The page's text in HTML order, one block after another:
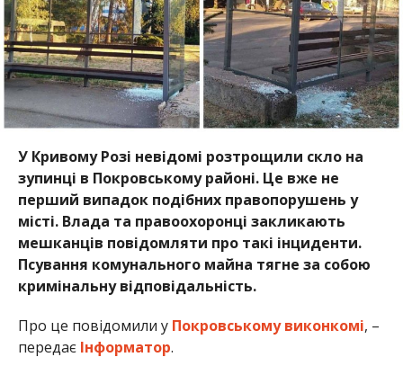
У Кривому Розі невідомі розтрощили скло на
зупинці в Покровському районі. Це вже не
перший випадок подібних правопорушень у
місті. Влада та правоохоронці закликають
мешканців повідомляти про такі інциденти.
Псування комунального майна тягне за собою
кримінальну відповідальність.
Про це повідомили у Покровському виконкомі, –
передає Інформатор.